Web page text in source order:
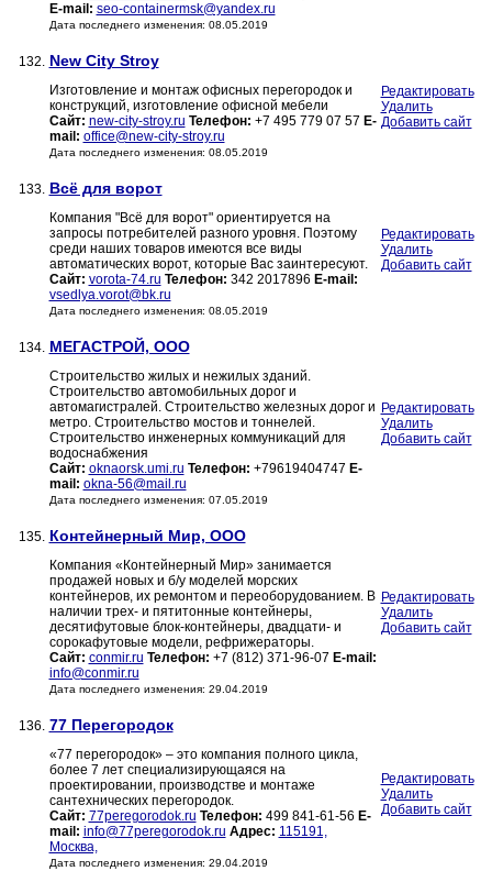
E-mail: seo-containermsk@yandex.ru
Дата последнего изменения: 08.05.2019
132. New City Stroy
Изготовление и монтаж офисных перегородок и
конструкций, изготовление офисной мебели
Сайт: new-city-stroy.ru Телефон: +7 495 779 07 57 E-
mail: office@new-city-stroy.ru
Дата последнего изменения: 08.05.2019
Редактировать
Удалить
Добавить сайт
133. Всё для ворот
Компания "Всё для ворот" ориентируется на
запросы потребителей разного уровня. Поэтому
среди наших товаров имеются все виды
автоматических ворот, которые Вас заинтересуют.
Сайт: vorota-74.ru Телефон: 342 2017896 E-mail:
vsedlya.vorot@bk.ru
Дата последнего изменения: 08.05.2019
Редактировать
Удалить
Добавить сайт
134. МЕГАСТРОЙ, ООО
Строительство жилых и нежилых зданий.
Строительство автомобильных дорог и
автомагистралей. Строительство железных дорог и
метро. Строительство мостов и тоннелей.
Строительство инженерных коммуникаций для
водоснабжения
Сайт: oknaorsk.umi.ru Телефон: +79619404747 E-
mail: okna-56@mail.ru
Дата последнего изменения: 07.05.2019
Редактировать
Удалить
Добавить сайт
135. Контейнерный Мир, ООО
Компания «Контейнерный Мир» занимается
продажей новых и б/у моделей морских
контейнеров, их ремонтом и переоборудованием. В
наличии трех- и пятитонные контейнеры,
десятифутовые блок-контейнеры, двадцати- и
сорокафутовые модели, рефрижераторы.
Сайт: conmir.ru Телефон: +7 (812) 371-96-07 E-mail:
info@conmir.ru
Дата последнего изменения: 29.04.2019
Редактировать
Удалить
Добавить сайт
136. 77 Перегородок
«77 перегородок» – это компания полного цикла,
более 7 лет специализирующаяся на
проектировании, производстве и монтаже
сантехнических перегородок.
Сайт: 77peregorodok.ru Телефон: 499 841-61-56 E-
mail: info@77peregorodok.ru Адрес: 115191,
Москва,
Дата последнего изменения: 29.04.2019
Редактировать
Удалить
Добавить сайт